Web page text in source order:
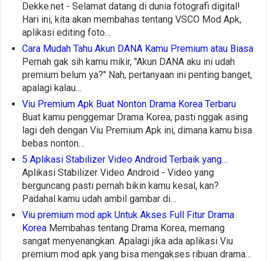
Dekke.net - Selamat datang di dunia fotografi digital!
Hari ini, kita akan membahas tentang VSCO Mod Apk,
aplikasi editing foto…
Cara Mudah Tahu Akun DANA Kamu Premium atau Biasa
Pernah gak sih kamu mikir, "Akun DANA aku ini udah
premium belum ya?" Nah, pertanyaan ini penting banget,
apalagi kalau…
Viu Premium Apk Buat Nonton Drama Korea Terbaru
Buat kamu penggemar Drama Korea, pasti nggak asing
lagi deh dengan Viu Premium Apk ini, dimana kamu bisa
bebas nonton…
5 Aplikasi Stabilizer Video Android Terbaik yang…
Aplikasi Stabilizer Video Android - Video yang
berguncang pasti pernah bikin kamu kesal, kan?
Padahal kamu udah ambil gambar di…
Viu premium mod apk Untuk Akses Full Fitur Drama
Korea Membahas tentang Drama Korea, memang
sangat menyenangkan. Apalagi jika ada aplikasi Viu
premium mod apk yang bisa mengakses ribuan drama…